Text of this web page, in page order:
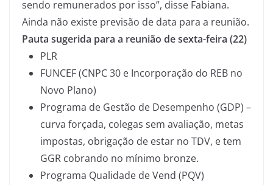
sendo remunerados por isso”, disse Fabiana.
Ainda não existe previsão de data para a reunião.
Pauta sugerida para a reunião de sexta-feira (22)
PLR
FUNCEF (CNPC 30 e Incorporação do REB no
Novo Plano)
Programa de Gestão de Desempenho (GDP) –
curva forçada, colegas sem avaliação, metas
impostas, obrigação de estar no TDV, e tem
GGR cobrando no mínimo bronze.
Programa Qualidade de Vend (PQV)